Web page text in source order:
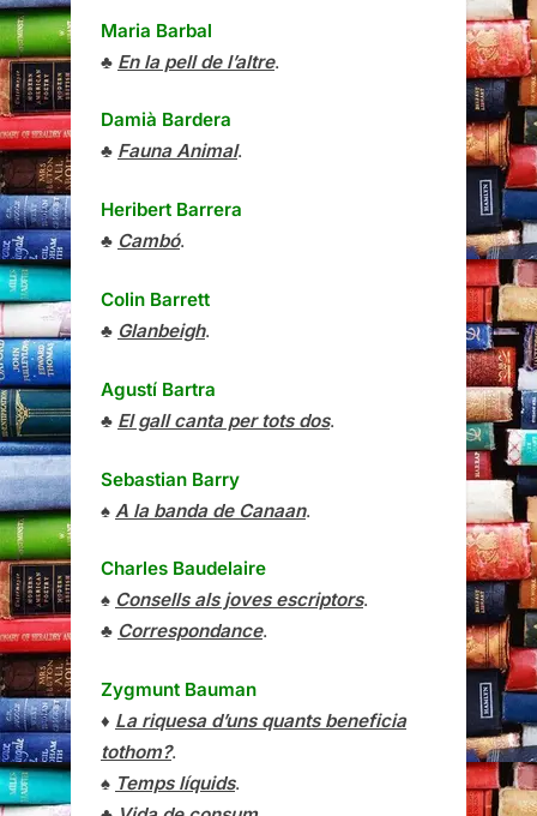
Maria Barbal
♣ En la pell de l’altre.
Damià Bardera
♣ Fauna Animal.
Heribert Barrera
♣ Cambó.
Colin Barrett
♣ Glanbeigh.
Agustí Bartra
♣ El gall canta per tots dos.
Sebastian Barry
♠ A la banda de Canaan.
Charles Baudelaire
♠ Consells als joves escriptors.
♣ Correspondance.
Zygmunt Bauman
♦ La riquesa d’uns quants beneficia
tothom?.
♠ Temps líquids.